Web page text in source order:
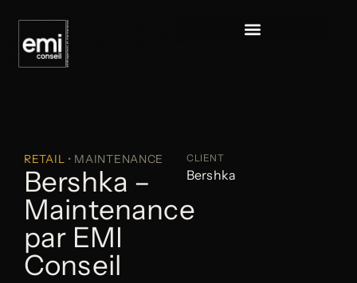
RETAIL • MAINTENANCE
Bershka –
Maintenance
par EMI
Conseil
CLIENT
Bershka